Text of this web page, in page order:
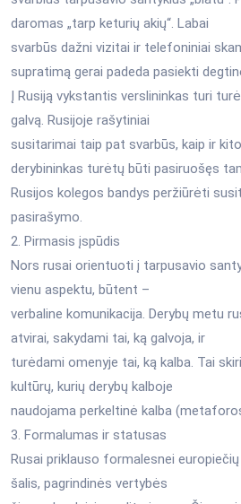
daromas „tarp keturių akių“. Labai
svarbūs dažni vizitai ir telefoniniai
supratimą gerai padeda pasiekti
Į Rusiją vykstantis verslininkas turi
galvą. Rusijoje rašytiniai
susitarimai taip pat svarbūs, kaip ir
derybininkas turėtų būti pasiruošęs
Rusijos kolegos bandys peržiūrėti
pasirašymo.
2. Pirmasis įspūdis
Nors rusai orientuoti į tarpusavio
vienu aspektu, būtent –
verbaline komunikacija. Derybų metu
atvirai, sakydami tai, ką galvoja, ir
turėdami omenyje tai, ką kalba. Tai
kultūrų, kurių derybų kalboje
naudojama perkeltinė kalba
3. Formalumas ir statusas
Rusai priklauso formalesnei
šalis, pagrindinės vertybės